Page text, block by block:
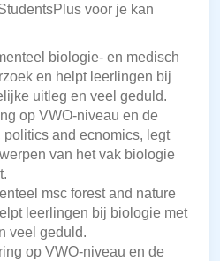
voor je kan
biologie- en medisch
en helpt leerlingen bij
uitleg en veel geduld.
op VWO-niveau en de
and ecnomics, legt
van het vak biologie
msc forest and nature
leerlingen bij biologie met
veel geduld.
op VWO-niveau en de